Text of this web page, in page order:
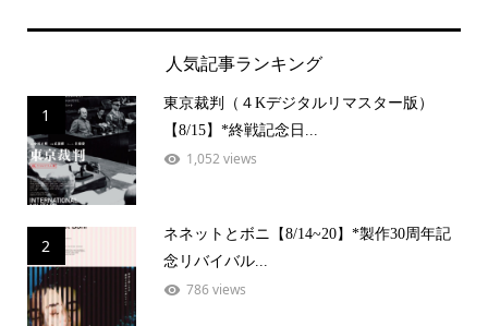
人気記事ランキング
1
東京裁判（４Kデジタルリマスター版）
【8/15】*終戦記念日...
1,052 views
2
ネネットとボニ【8/14~20】*製作30周年記
念リバイバル...
786 views